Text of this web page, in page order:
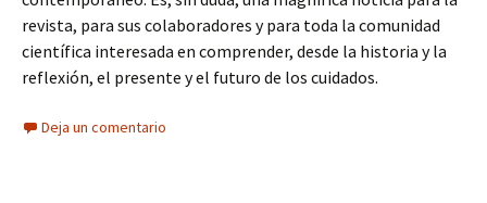
revista, para sus colaboradores y para toda la comunidad
científica interesada en comprender, desde la historia y la
reflexión, el presente y el futuro de los cuidados.
Deja un comentario